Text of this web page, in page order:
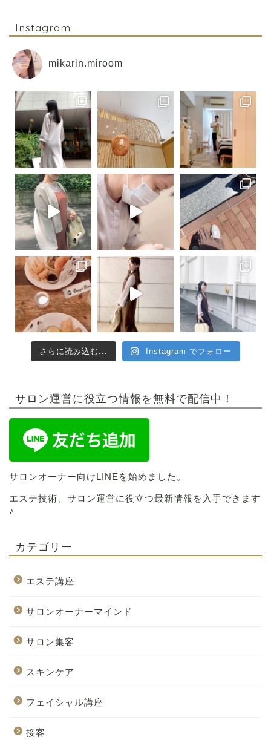
Instagram
mikarin.miroom
さらに読み込む... Instagram でフォロー
サロン運営に役立つ情報を無料で配信中！
サロンオーナー向けLINEを始めました。
エステ技術、サロン運営に役立つ最新情報を入手できます
♪
カテゴリー
エステ講座
サロンオーナーマインド
サロン集客
スキンケア
フェイシャル講座
接客